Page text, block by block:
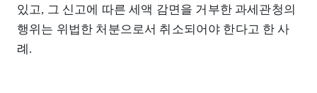
있고, 그 신고에 따른 세액 감면을 거부한 과세관청의
행위는 위법한 처분으로서 취소되어야 한다고 한 사
례.